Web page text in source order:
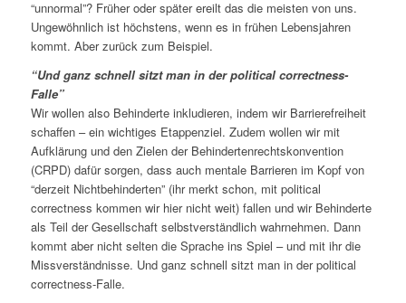
“unnormal”? Früher oder später ereilt das die meisten von uns.
Ungewöhnlich ist höchstens, wenn es in frühen Lebensjahren
kommt. Aber zurück zum Beispiel.
“Und ganz schnell sitzt man in der political correctness-
Falle”
Wir wollen also Behinderte inkludieren, indem wir Barrierefreiheit
schaffen – ein wichtiges Etappenziel. Zudem wollen wir mit
Aufklärung und den Zielen der Behindertenrechtskonvention
(CRPD) dafür sorgen, dass auch mentale Barrieren im Kopf von
“derzeit Nichtbehinderten” (ihr merkt schon, mit political
correctness kommen wir hier nicht weit) fallen und wir Behinderte
als Teil der Gesellschaft selbstverständlich wahrnehmen. Dann
kommt aber nicht selten die Sprache ins Spiel – und mit ihr die
Missverständnisse. Und ganz schnell sitzt man in der political
correctness-Falle.